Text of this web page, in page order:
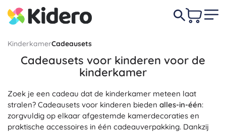
KinderkamerCadeausets
Cadeausets voor kinderen voor de
kinderkamer
Zoek je een cadeau dat de kinderkamer meteen laat
stralen? Cadeausets voor kinderen bieden alles-in-één:
zorgvuldig op elkaar afgestemde kamerdecoraties en
praktische accessoires in één cadeauverpakking. Dankzij